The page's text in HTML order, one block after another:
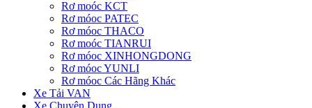
Rơ moóc KCT
Rơ móoc PATEC
Rơ móoc THACO
Rơ moóc TIANRUI
Rơ móoc XINHONGDONG
Rơ móoc YUNLI
Rơ móoc Các Hãng Khác
Xe Tải VAN
Xe Chuyên Dụng